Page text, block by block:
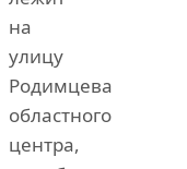
на
улицу
Родимцева
областного
центра,